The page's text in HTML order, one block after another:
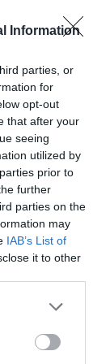
Information
parties, or
for
opt-out
that after your
seeing
utilized by
prior to
further
parties on the
may
IAB’s List of
it to other
åt sig bollen.
i en enorm
tryckte upp 2–
allvarlig offensiv
spelare
ett alldeles
Vidbäck, som
förmodligen
sin
sig slog
lämnade
ut på
Kizito
vackert
in i Engströms